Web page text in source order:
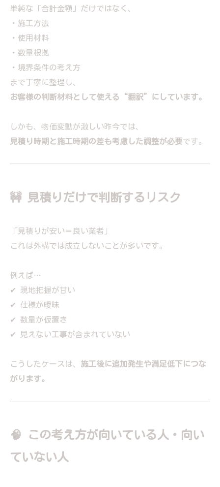
単純な「合計金額」だけではなく、
・施工方法
・使用材料
・数量根拠
・境界条件の考え方
まで丁寧に整理し、
お客様の判断材料として使える“翻訳”にしています。
しかも、物価変動が激しい昨今では、
見積り時期と施工時期の差も考慮した調整が必要です。
🚧 見積りだけで判断するリスク
「見積りが安い＝良い業者」
これは外構では成立しないことが多いです。
例えば…
✔ 現地把握が甘い
✔ 仕様が曖昧
✔ 数量が仮置き
✔ 見えない工事が含まれていない
こうしたケースは、 施工後に追加発生や満足低下につな
がります。
🧠 この考え方が向いている人・向い
ていない人